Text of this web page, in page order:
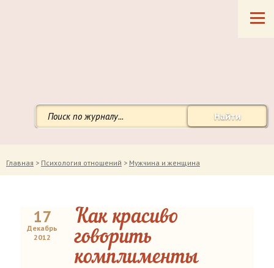
Найти
Главная > Психология отношений > Мужчина и женщина
17
Декабрь
2012
Как красиво
говорить
комплименты